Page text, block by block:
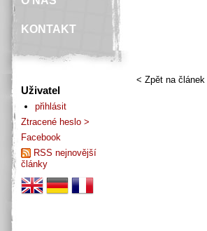
< Zpět na článek
KONTAKT
Uživatel
přihlásit
Ztracené heslo >
Facebook
RSS nejnovější
články